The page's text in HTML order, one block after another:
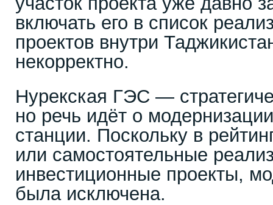
включать его в список
проектов внутри
некорректно.
Нурекская ГЭС —
но речь идёт о
станции. Поскольку в
или самостоятельные
инвестиционные проекты,
была исключена.